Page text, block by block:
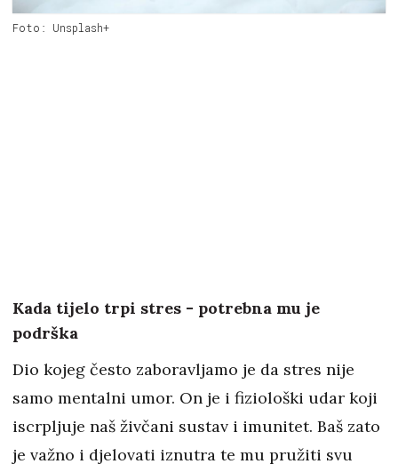
Foto: Unsplash+
Kada tijelo trpi stres - potrebna mu je
podrška
Dio kojeg često zaboravljamo je da stres nije
samo mentalni umor. On je i fiziološki udar koji
iscrpljuje naš živčani sustav i imunitet. Baš zato
je važno i djelovati iznutra te mu pružiti svu